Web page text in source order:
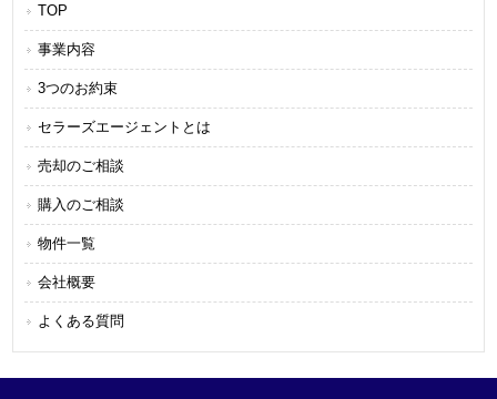
TOP
事業内容
3つのお約束
セラーズエージェントとは
売却のご相談
購入のご相談
物件一覧
会社概要
よくある質問